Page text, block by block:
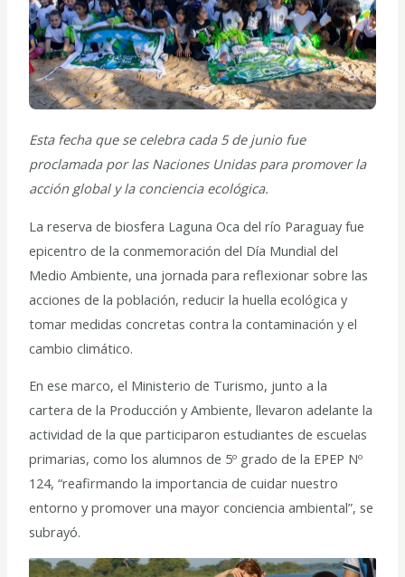
Esta fecha que se celebra cada 5 de junio fue
proclamada por las Naciones Unidas para promover la
acción global y la conciencia ecológica.
La reserva de biosfera Laguna Oca del río Paraguay fue
epicentro de la conmemoración del Día Mundial del
Medio Ambiente, una jornada para reflexionar sobre las
acciones de la población, reducir la huella ecológica y
tomar medidas concretas contra la contaminación y el
cambio climático.
En ese marco, el Ministerio de Turismo, junto a la
cartera de la Producción y Ambiente, llevaron adelante la
actividad de la que participaron estudiantes de escuelas
primarias, como los alumnos de 5º grado de la EPEP Nº
124, “reafirmando la importancia de cuidar nuestro
entorno y promover una mayor conciencia ambiental”, se
subrayó.